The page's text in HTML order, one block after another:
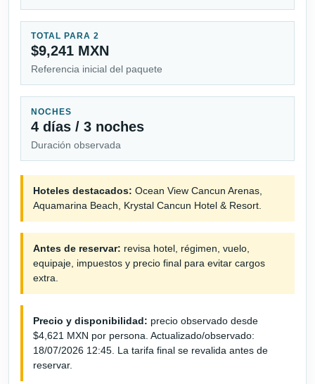
TOTAL PARA 2
$9,241 MXN
Referencia inicial del paquete
NOCHES
4 días / 3 noches
Duración observada
Hoteles destacados: Ocean View Cancun Arenas,
Aquamarina Beach, Krystal Cancun Hotel & Resort.
Antes de reservar: revisa hotel, régimen, vuelo,
equipaje, impuestos y precio final para evitar cargos
extra.
Precio y disponibilidad: precio observado desde
$4,621 MXN por persona. Actualizado/observado:
18/07/2026 12:45. La tarifa final se revalida antes de
reservar.